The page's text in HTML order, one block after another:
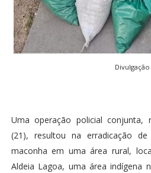
Divulgação
Uma operação policial conjunta,
(21), resultou na erradicação
maconha em uma área rural,
Aldeia Lagoa, uma área indígena